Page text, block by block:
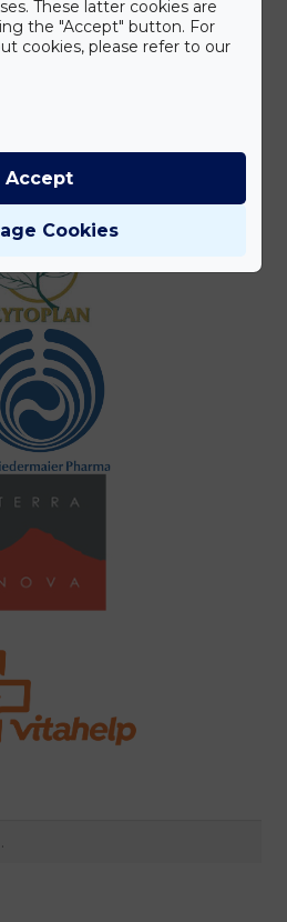
These latter cookies are
the "Accept" button. For
cookies, please refer to our
Cookies
Accept